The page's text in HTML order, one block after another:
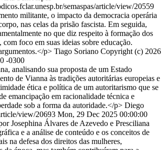
semaspas/article/view/20559
militante, o impacto da democracia operária
nas celas da prisão fascista. Em seguida,
no que diz respeito à formação dos
foco em suas ideias sobre educação.
p> Tiago Soriano Copyright (c) 2026
-0300
analisando sua proposta de um Estado
de Vianna às tradições autoritárias europeias e
ética e política de um autoritarismo que se
emancipação em racionalidade técnica e
sob a forma da autoridade.</p> Diego
view/20693 Mon, 29 Dec 2025 00:00:00
Josephina Álvares de Azevedo e Presciliana
e a análise de conteúdo e os conceitos de
na defesa dos direitos das mulheres,